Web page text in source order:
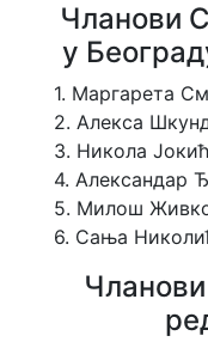
О
с
н
о
в
н
е
и
н
ф
Чланови
у
1. Маргарета
2. Алекса
3. Никола Јокић
4. Александар
5. Милош
6. Сања